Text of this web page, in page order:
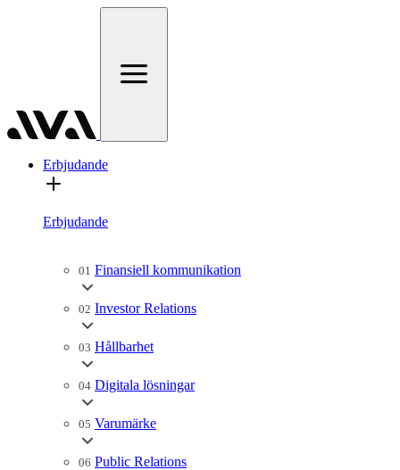
Erbjudande
Erbjudande
01 Finansiell kommunikation
02 Investor Relations
03 Hållbarhet
04 Digitala lösningar
05 Varumärke
06 Public Relations